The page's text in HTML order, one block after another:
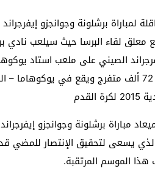
لمباراة برشلونة وجوانجزو
معلق لقاء البرسا حيث سيلعب نادي
الصيني على ملعب استاد
تتسع لنحو 72 ألف متفرج ويقع في
مباراة برشلونة وجوانجزو
يسعى لتحقيق الإنتصار للمضي
هذا الموسم المرتقبة.